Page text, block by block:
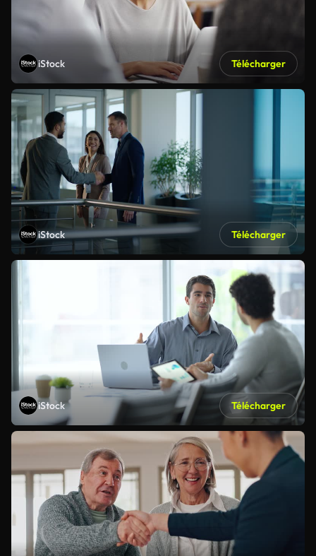
iStock Télécharger
iStock Télécharger
iStock Télécharger